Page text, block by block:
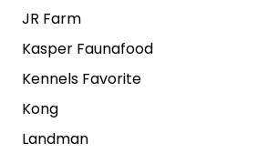
JR Farm
Kasper Faunafood
Kennels Favorite
Kong
Landman